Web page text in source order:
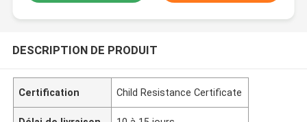
DESCRIPTION DE PRODUIT
Certification Child Resistance Certificate